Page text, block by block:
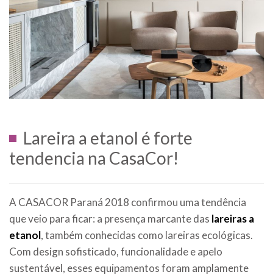
Lareira a etanol é forte
tendencia na CasaCor!
A CASACOR Paraná 2018 confirmou uma tendência
que veio para ficar: a presença marcante das lareiras a
etanol, também conhecidas como lareiras ecológicas.
Com design sofisticado, funcionalidade e apelo
sustentável, esses equipamentos foram amplamente